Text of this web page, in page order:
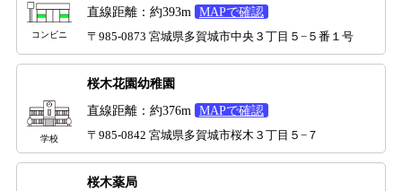
コンビニ
直線距離：約393m MAPで確認
〒985-0873 宮城県多賀城市中央３丁目５−５番１号
学校
桜木花園幼稚園
直線距離：約376m MAPで確認
〒985-0842 宮城県多賀城市桜木３丁目５−７
桜木薬局